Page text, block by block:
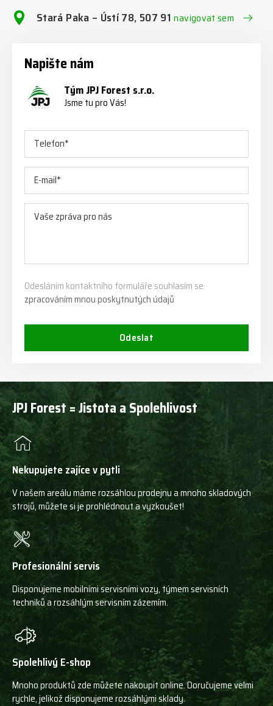
Stará Paka – Ústí 78, 507 91navigovat sem
Napište nám
Tým JPJ Forest s.r.o.
Jsme tu pro Vás!
Odesláním kontaktního formuláře souhlasím se
zpracováním mnou poskytnutých údajů
Odeslat
JPJ Forest = Jistota a Spolehlivost
Nekupujete zajíce v pytli
V našem areálu máme rozsáhlou prodejnu a mnoho skladových
strojů, můžete si je prohlédnout a vyzkoušet!
Profesionální servis
Disponujeme mobilními servisními vozy, týmem servisních
techniků a rozsáhlým servisním zázemím.
Spolehlivý E-shop
Mnoho produktů zde můžete nakoupit online. Doručujeme velmi
rychle, jelikož disponujeme rozsáhlými sklady.